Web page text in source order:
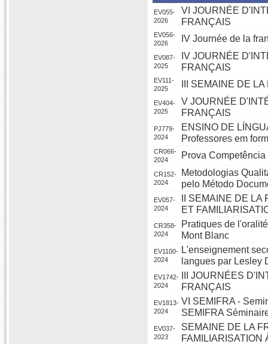
EV055-
2026
VI JOURNÉE
FRANÇAIS
EV056-
2026
IV Journée de la
EV087-
2025
IV JOURNÉE
FRANÇAIS
EV111-
2025
III SEMAINE DE
EV404-
2025
V JOURNÉE
FRANÇAIS
PJ779-
2024
ENSINO DE
Professores em
CR066-
2024
Prova
CR152-
2024
Metodologias
pelo Método
EV057-
2024
II SEMAINE DE
ET
CR358-
2024
Pratiques de
Mont Blanc
EV1100-
2024
L'enseignement
langues par Lesley
EV1742-
2024
III JOURNÉES
FRANÇAIS
EV1813-
2024
VI SEMIFRA -
SEMIFRA
EV037-
2023
SEMAINE DE LA
FAMILIARISATION